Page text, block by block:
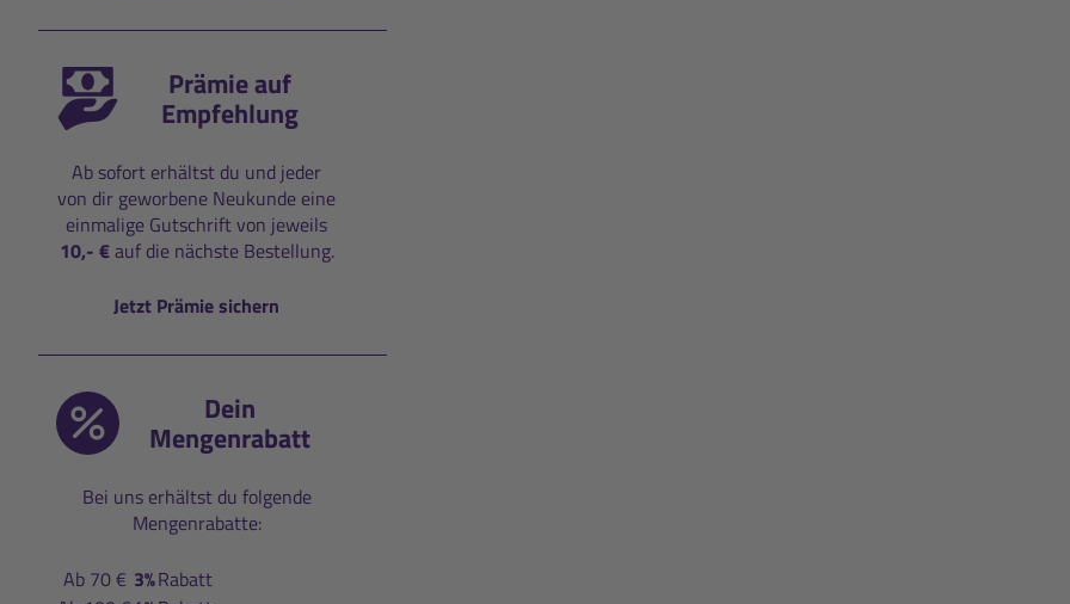
Prämie auf
Empfehlung
Ab sofort erhältst du und jeder
von dir geworbene Neukunde eine
einmalige Gutschrift von jeweils
10,- €auf die nächste Bestellung.
Jetzt Prämie sichern
Dein
Mengenrabatt
Bei uns erhältst du folgende
Mengenrabatte:
Ab 70 € 3%Rabatt